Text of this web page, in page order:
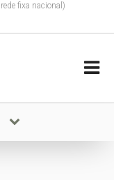
fixa nacional)